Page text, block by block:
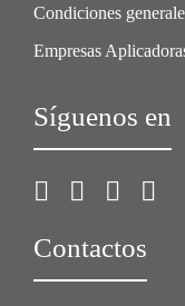
Condiciones
Empresas
Síguenos en
Contactos